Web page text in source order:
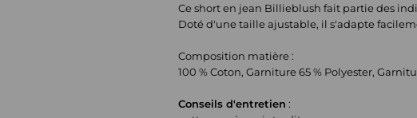
Ce short en jean Billieblush fait partie des
Doté d'une taille ajustable, il s'adapte
Composition matière :
100 % Coton, Garniture 65 % Polyester,
Conseils d'entretien :